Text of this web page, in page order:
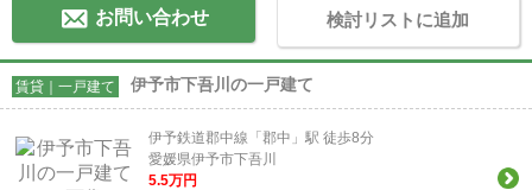
お問い合わせ 検討リストに追加
賃貸｜一戸建て 伊予市下吾川の一戸建て
伊予鉄道郡中線「郡中」駅 徒歩8分
愛媛県伊予市下吾川
5.5万円